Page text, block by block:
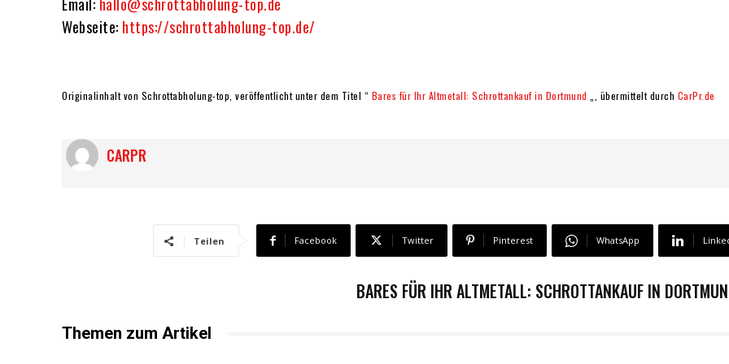
Email: hallo@schrottabholung-top.de
Webseite: https://schrottabholung-top.de/
Originalinhalt von Schrottabholung-top, veröffentlicht unter dem Titel “ Bares für Ihr Altmetall: Schrottankauf in Dortmund „, übermittelt durch CarPr.de
CARPR
Teilen Facebook Twitter Pinterest WhatsApp
BARES FÜR IHR ALTMETALL: SCHROTTANKAUF IN
Themen zum Artikel